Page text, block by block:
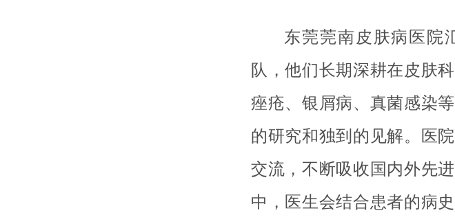
东莞莞南皮肤病医院
队，他们长期深耕在皮肤
痤疮、银屑病、真菌感染
的研究和独到的见解。医
交流，不断吸收国内外先
中，医生会结合患者的病